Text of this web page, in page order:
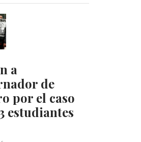
a
de
por el caso
estudiantes